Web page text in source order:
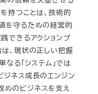
持つことは、技術的
を守るための経営的
できるアクションプ
、現状の正しい把握
る「システム」では
ジネス成長のエンジン
めのビジネスを支え